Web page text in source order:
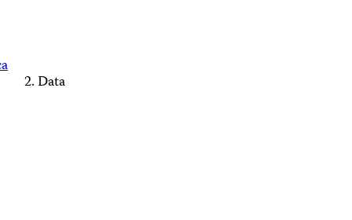
Data